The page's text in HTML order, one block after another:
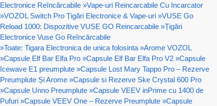
Electronice Reîncărcabile »Vape-uri Reincarcabile Cu Incarcator
»VOZOL Switch Pro Țigări Electronice & Vape-uri »VUSE Go
Reload 1000: Dispozitive VUSE GO Reincarcabile »Țigări
Electronice Vuse Go Reîncărcabile
»Toate: Tigara Electronica de unica folosinta »Arome VOZOL
»Capsule Elf Bar Elfa Pro »Capsule Elf Bar Elfa Pro V2 »Capsule
Icewave E1 preumplute »Capsule Lost Mary Tappo Pro – Rezerve
Preumplute Și Arome »Capsule si Rezerve Ske Crystal 600 Pro
»Capsule Unno Preumplute »Capsule VEEV inPrime cu 1400 de
Pufuri »Capsule VEEV One – Rezerve Preumplute »Capsule